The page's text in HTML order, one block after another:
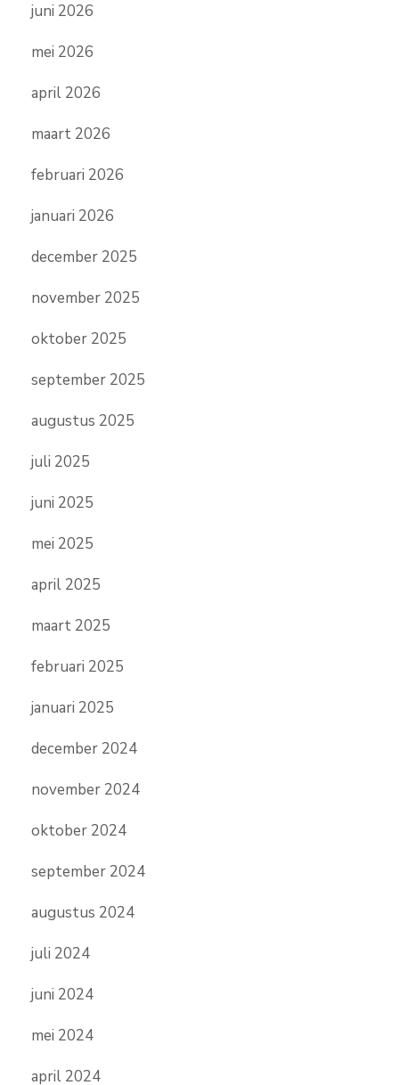
juni 2026
mei 2026
april 2026
maart 2026
februari 2026
januari 2026
december 2025
november 2025
oktober 2025
september 2025
augustus 2025
juli 2025
juni 2025
mei 2025
april 2025
maart 2025
februari 2025
januari 2025
december 2024
november 2024
oktober 2024
september 2024
augustus 2024
juli 2024
juni 2024
mei 2024
april 2024